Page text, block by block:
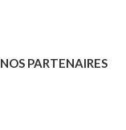
NOS PARTENAIRES